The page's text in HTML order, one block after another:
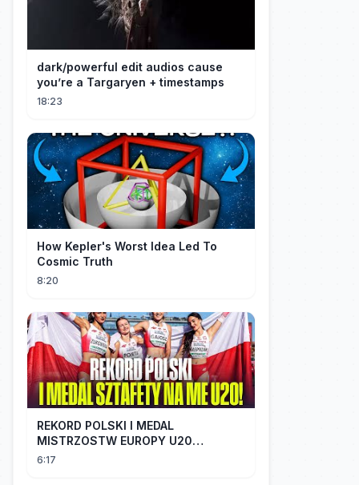
dark/powerful edit audios cause
you’re a Targaryen + timestamps
18:23
How Kepler's Worst Idea Led To
Cosmic Truth
8:20
REKORD POLSKI I MEDAL
MISTRZOSTW EUROPY U20
SZTAFETY 4 X 100 METRÓW KOBIET
6:17